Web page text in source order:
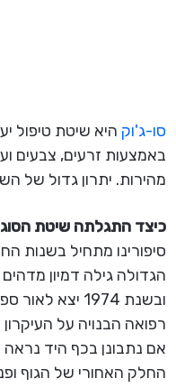
סו-ג'וק היא שיטת טיפול
באמצעות זרעים, צבעים
מהירות. יתרון גדול של
כיצד התגלתה שיטת
סיפורינו מתחיל בשנות
ובשנת 1974
רפואה הבנויה על
אם נתבונן בכף היד נראה
החלק האחורי של הגוף